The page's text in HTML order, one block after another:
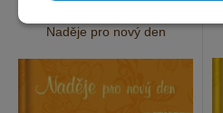
Naděje pro nový den